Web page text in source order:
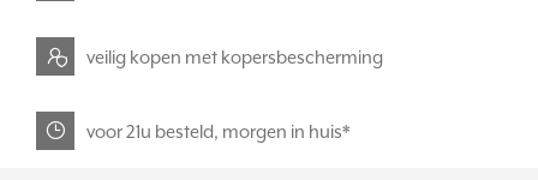
veilig kopen met kopersbescherming
voor 21u besteld, morgen in huis*